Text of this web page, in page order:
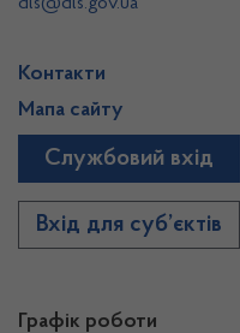
Графік роботи
Контакти
Мапа сайту
Службовий вхід
Вхід для суб’єктів